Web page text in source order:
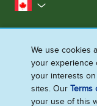
le Canada
Contactez-nous
Préférences en
We use cookies
your experience
your interests
sites. OurTerms
your use of this